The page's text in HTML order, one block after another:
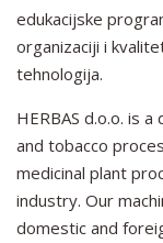
edukacijske
organizaciji i
tehnologija.
HERBAS d.o.o. is
and tobacco
medicinal plant
industry. Our
domestic and